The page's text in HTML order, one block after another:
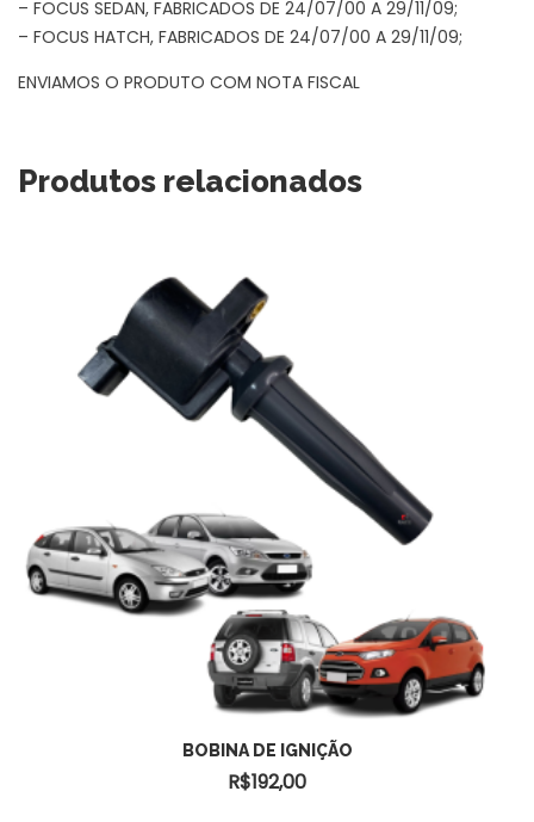
– FOCUS SEDAN, FABRICADOS DE 24/07/00 A 29/11/09;
– FOCUS HATCH, FABRICADOS DE 24/07/00 A 29/11/09;
ENVIAMOS O PRODUTO COM NOTA FISCAL
Produtos relacionados
ADICIONAR AO CARRINHO
BOBINA DE IGNIÇÃO
R$192,00